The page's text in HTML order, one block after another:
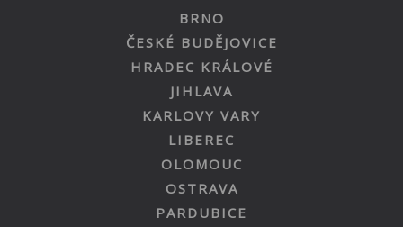
BRNO
ČESKÉ BUDĚJOVICE
HRADEC KRÁLOVÉ
JIHLAVA
KARLOVY VARY
LIBEREC
OLOMOUC
OSTRAVA
PARDUBICE